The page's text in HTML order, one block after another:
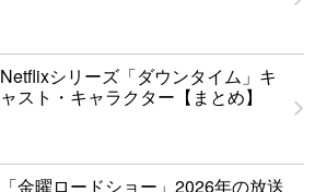
Netflixシリーズ「ダウンタイム」キ
ャスト・キャラクター【まとめ】
「金曜ロードショー」2026年の放送